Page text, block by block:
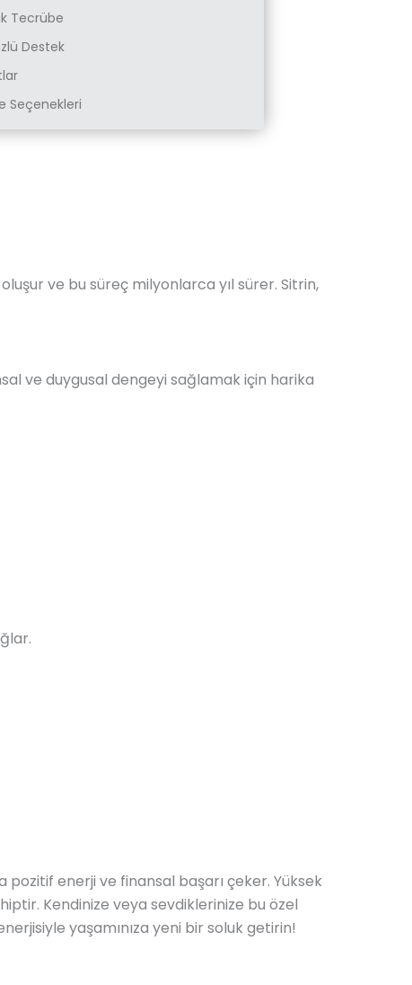
Tecrübe
Destek
Seçenekleri
ve bu süreç milyonlarca yıl sürer. Sitrin,
ve duygusal dengeyi sağlamak için harika
pozitif enerji ve finansal başarı çeker. Yüksek
Kendinize veya sevdiklerinize bu özel
yaşamınıza yeni bir soluk getirin!